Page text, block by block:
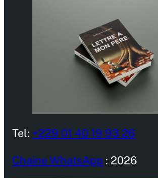
Tel: +229 01 40 19 93 26
Chaine WhatsApp : 2026